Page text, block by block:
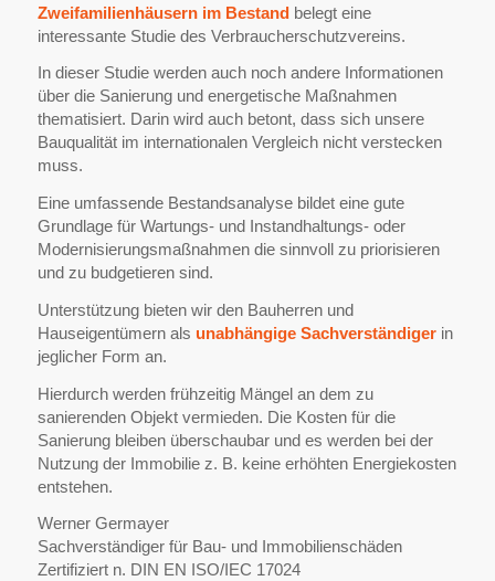
Zweifamilienhäusern im Bestandbelegt eine
interessante Studie des Verbraucherschutzvereins.
In dieser Studie werden auch noch andere Informationen
über die Sanierung und energetische Maßnahmen
thematisiert. Darin wird auch betont, dass sich unsere
Bauqualität im internationalen Vergleich nicht verstecken
muss.
Eine umfassende Bestandsanalyse bildet eine gute
Grundlage für Wartungs- und Instandhaltungs- oder
Modernisierungsmaßnahmen die sinnvoll zu priorisieren
und zu budgetieren sind.
Unterstützung bieten wir den Bauherren und
Hauseigentümern als unabhängige Sachverständiger in
jeglicher Form an.
Hierdurch werden frühzeitig Mängel an dem zu
sanierenden Objekt vermieden. Die Kosten für die
Sanierung bleiben überschaubar und es werden bei der
Nutzung der Immobilie z. B. keine erhöhten Energiekosten
entstehen.
Werner Germayer
Sachverständiger für Bau- und Immobilienschäden
Zertifiziert n. DIN EN ISO/IEC 17024